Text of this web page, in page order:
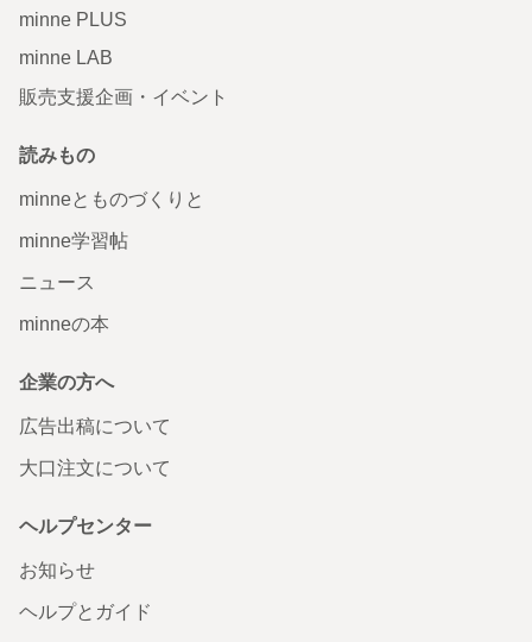
minne PLUS
minne LAB
販売支援企画・イベント
読みもの
minneとものづくりと
minne学習帖
ニュース
minneの本
企業の方へ
広告出稿について
大口注文について
ヘルプセンター
お知らせ
ヘルプとガイド